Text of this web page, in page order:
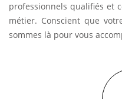
professionnels qualifiés et
métier. Conscient que
sommes là pour vous